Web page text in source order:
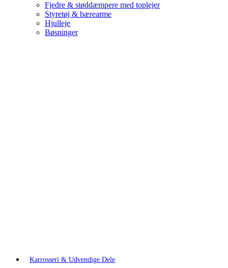
Fjedre & støddæmpere med toplejer
Styretøj & bærearme
Hjulleje
Bøsninger
Karrosseri & Udvendige Dele